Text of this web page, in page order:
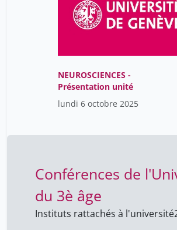
NEUROSCIENCES -
Présentation unité
lundi 6 octobre 2025
Conférences de
du 3è âge
Instituts rattachés à l'université